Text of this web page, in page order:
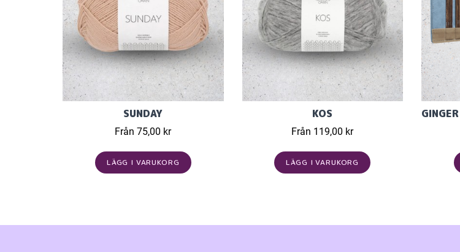
SUNDAY
Från 75,00 kr
LÄGG I VARUKORG
KOS
Från 119,00 kr
LÄGG I VARUKORG